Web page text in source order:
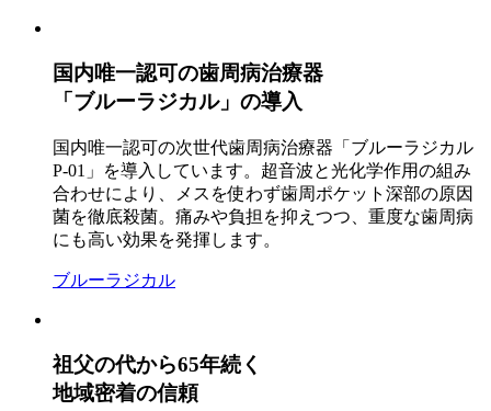
国内唯一認可の歯周病治療器
「ブルーラジカル」の導入
国内唯一認可の次世代歯周病治療器「ブルーラジカル
P-01」を導入しています。超音波と光化学作用の組み
合わせにより、メスを使わず歯周ポケット深部の原因
菌を徹底殺菌。痛みや負担を抑えつつ、重度な歯周病
にも高い効果を発揮します。
ブルーラジカル
祖父の代から65年続く
地域密着の信頼